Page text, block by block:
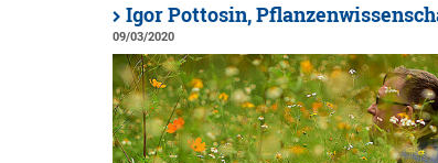
Igor Pottosin,
09/03/2020